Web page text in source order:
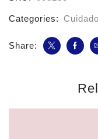
Categories:
Share: